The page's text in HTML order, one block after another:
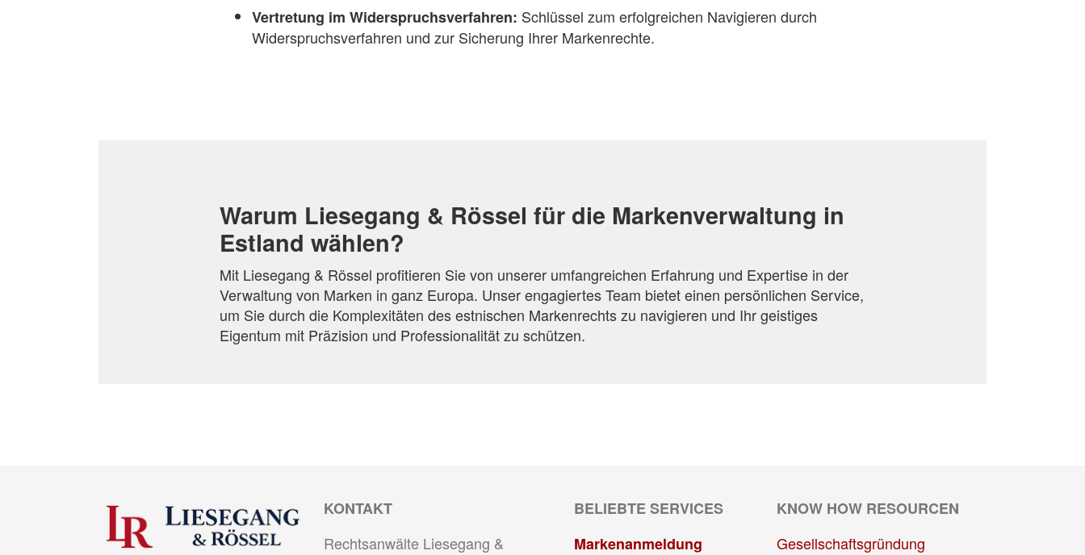
Vertretung im Widerspruchsverfahren: Schlüssel zum erfolgreichen Navigieren durch
Widerspruchsverfahren und zur Sicherung Ihrer Markenrechte.
Warum Liesegang & Rössel für die Markenverwaltung in
Estland wählen?
Mit Liesegang & Rössel profitieren Sie von unserer umfangreichen Erfahrung und Expertise in der
Verwaltung von Marken in ganz Europa. Unser engagiertes Team bietet einen persönlichen Service,
um Sie durch die Komplexitäten des estnischen Markenrechts zu navigieren und Ihr geistiges
Eigentum mit Präzision und Professionalität zu schützen.
KONTAKT
Rechtsanwälte Liesegang &
BELIEBTE SERVICES
Markenanmeldung
KNOW HOW RESOURCEN
Gesellschaftsgründung